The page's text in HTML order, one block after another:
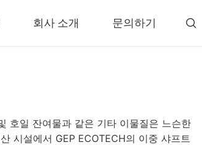
와전류 분리기
자기 분리기
회사 소개 문의하기 
호일 잔여물과 같은 기타 이물질은 느슨한
시설에서 GEP ECOTECH의 이중 샤프트